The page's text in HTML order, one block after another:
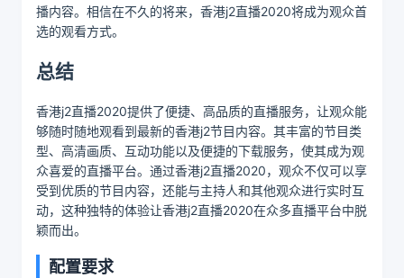
播内容。相信在不久的将来，香港j2直播2020将成为观众首
选的观看方式。
总结
香港j2直播2020提供了便捷、高品质的直播服务，让观众能
够随时随地观看到最新的香港j2节目内容。其丰富的节目类
型、高清画质、互动功能以及便捷的下载服务，使其成为观
众喜爱的直播平台。通过香港j2直播2020，观众不仅可以享
受到优质的节目内容，还能与主持人和其他观众进行实时互
动，这种独特的体验让香港j2直播2020在众多直播平台中脱
颖而出。
配置要求